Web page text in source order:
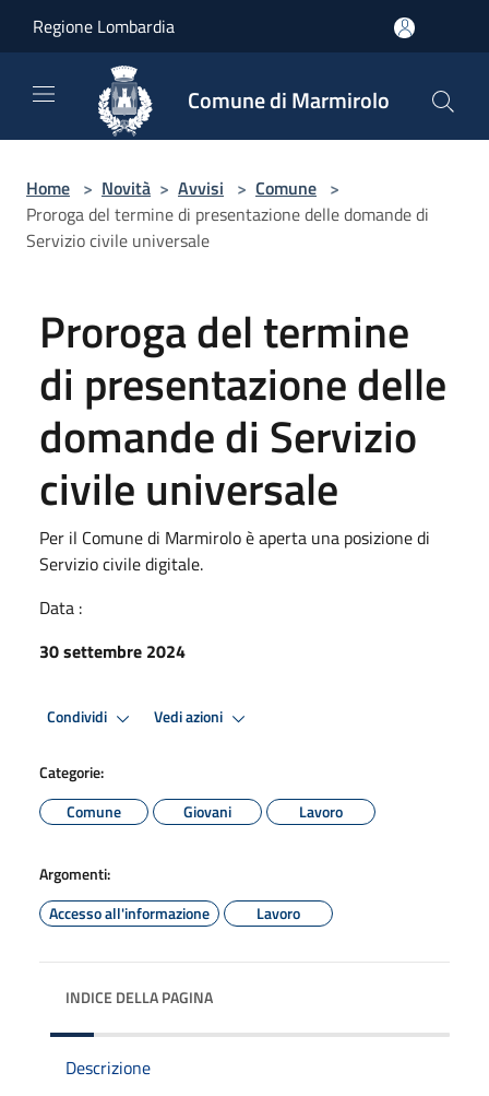
Regione Lombardia
Comune di Marmirolo
Home > Novità > Avvisi > Comune >
Proroga del termine di presentazione delle domande di
Servizio civile universale
Proroga del termine
di presentazione delle
domande di Servizio
civile universale
Per il Comune di Marmirolo è aperta una posizione di
Servizio civile digitale.
Data :
30 settembre 2024
Condividi Vedi azioni
Categorie:
Comune
Giovani Lavoro
Argomenti:
Accesso all'informazione
Lavoro
INDICE DELLA PAGINA
Descrizione